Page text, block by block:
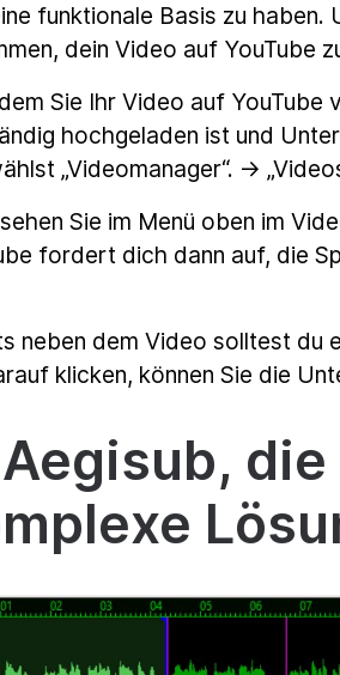
funktionale Basis zu
dein Video auf YouTube
Sie Ihr Video auf
hochgeladen ist und
„Videomanager“. →
Sie im Menü oben im
fordert dich dann auf, die
neben dem Video solltest du
klicken, können Sie die